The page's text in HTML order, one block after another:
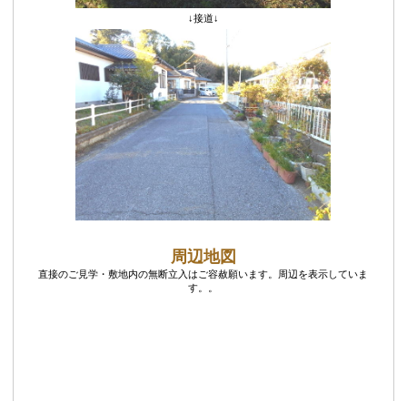
↓接道↓
周辺地図
直接のご見学・敷地内の無断立入はご容赦願います。周辺を表示していま
す。。